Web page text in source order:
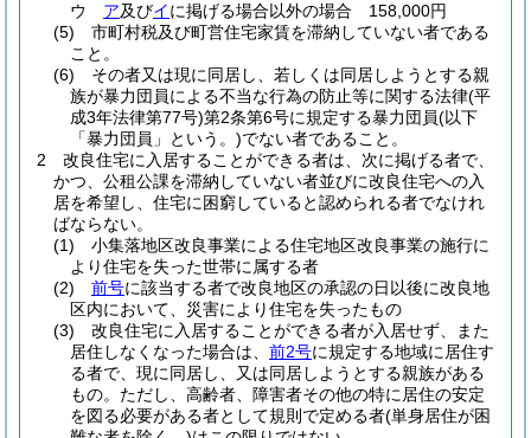
ウ
ア及びイに掲げる場合以外の場合 158,000円
(5)
市町村税及び町営住宅家賃を滞納していない者である
こと。
(6)
その者又は現に同居し、若しくは同居しようとする親
族が暴力団員による不当な行為の防止等に関する法律(平
成3年法律第77号)第2条第6号に規定する暴力団員(以下
「暴力団員」という。)でない者であること。
2
改良住宅に入居することができる者は、次に掲げる者で、
かつ、公租公課を滞納していない者並びに改良住宅への入
居を希望し、住宅に困窮していると認められる者でなけれ
ばならない。
(1)
小集落地区改良事業による住宅地区改良事業の施行に
より住宅を失った世帯に属する者
(2)
前号に該当する者で改良地区の承認の日以後に改良地
区内において、災害により住宅を失ったもの
(3)
改良住宅に入居することができる者が入居せず、また
居住しなくなった場合は、 前2号に規定する地域に居住す
る者で、現に同居し、又は同居しようとする親族がある
もの。 ただし、高齢者、障害者その他の特に居住の安定
を図る必要がある者として規則で定める者(単身居住が困